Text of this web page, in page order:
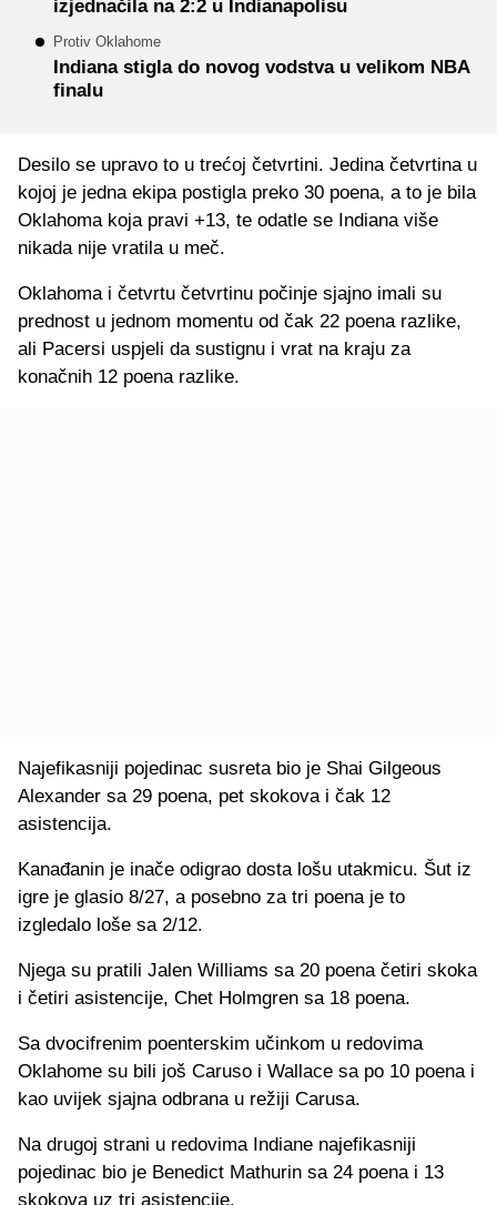
izjednačila na 2:2 u Indianapolisu
Protiv Oklahome
Indiana stigla do novog vodstva u velikom NBA
finalu
Desilo se upravo to u trećoj četvrtini. Jedina četvrtina u
kojoj je jedna ekipa postigla preko 30 poena, a to je bila
Oklahoma koja pravi +13, te odatle se Indiana više
nikada nije vratila u meč.
Oklahoma i četvrtu četvrtinu počinje sjajno imali su
prednost u jednom momentu od čak 22 poena razlike,
ali Pacersi uspjeli da sustignu i vrat na kraju za
konačnih 12 poena razlike.
Najefikasniji pojedinac susreta bio je Shai Gilgeous
Alexander sa 29 poena, pet skokova i čak 12
asistencija.
Kanađanin je inače odigrao dosta lošu utakmicu. Šut iz
igre je glasio 8/27, a posebno za tri poena je to
izgledalo loše sa 2/12.
Njega su pratili Jalen Williams sa 20 poena četiri skoka
i četiri asistencije, Chet Holmgren sa 18 poena.
Sa dvocifrenim poenterskim učinkom u redovima
Oklahome su bili još Caruso i Wallace sa po 10 poena i
kao uvijek sjajna odbrana u režiji Carusa.
Na drugoj strani u redovima Indiane najefikasniji
pojedinac bio je Benedict Mathurin sa 24 poena i 13
skokova uz tri asistencije.